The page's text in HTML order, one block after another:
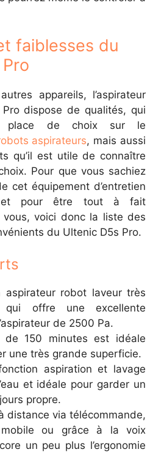
faiblesses du
appareils, l’aspirateur
dispose de qualités, qui
place de choix sur le
aspirateurs, mais aussi
qu’il est utile de connaître
Pour que vous sachiez
cet équipement d’entretien
pour être tout à fait
vous, voici donc la liste des
du Ultenic D5s Pro.
aspirateur robot laveur très
qui offre une excellente
de 2500 Pa.
de 150 minutes est idéale
une très grande superficie.
aspiration et lavage
et idéale pour garder un
propre.
distance via télécommande,
mobile ou grâce à la voix
un peu plus l’ergonomie